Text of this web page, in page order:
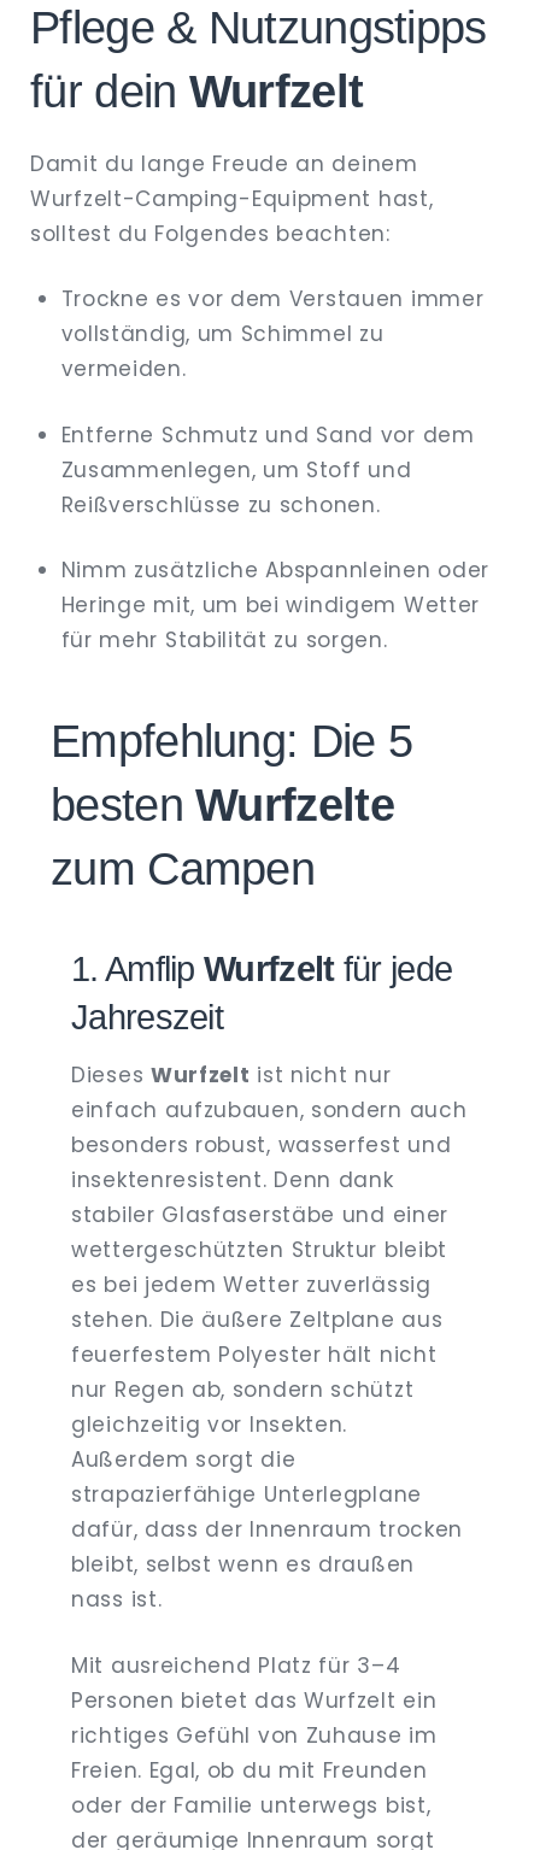
Pflege & Nutzungstipps
für dein Wurfzelt
Damit du lange Freude an deinem
Wurfzelt-Camping-Equipment hast,
solltest du Folgendes beachten:
Trockne es vor dem Verstauen immer
vollständig, um Schimmel zu
vermeiden.
Entferne Schmutz und Sand vor dem
Zusammenlegen, um Stoff und
Reißverschlüsse zu schonen.
Nimm zusätzliche Abspannleinen oder
Heringe mit, um bei windigem Wetter
für mehr Stabilität zu sorgen.
Empfehlung: Die 5
bestenWurfzelte
zum Campen
1. Amflip Wurfzeltfür jede
Jahreszeit
Dieses Wurfzelt ist nicht nur
einfach aufzubauen, sondern auch
besonders robust, wasserfest und
insektenresistent. Denn dank
stabiler Glasfaserstäbe und einer
wettergeschützten Struktur bleibt
es bei jedem Wetter zuverlässig
stehen. Die äußere Zeltplane aus
feuerfestem Polyester hält nicht
nur Regen ab, sondern schützt
gleichzeitig vor Insekten.
Außerdem sorgt die
strapazierfähige Unterlegplane
dafür, dass der Innenraum trocken
bleibt, selbst wenn es draußen
nass ist.
Mit ausreichend Platz für 3–4
Personen bietet das Wurfzelt ein
richtiges Gefühl von Zuhause im
Freien. Egal, ob du mit Freunden
oder der Familie unterwegs bist,
der geräumige Innenraum sorgt